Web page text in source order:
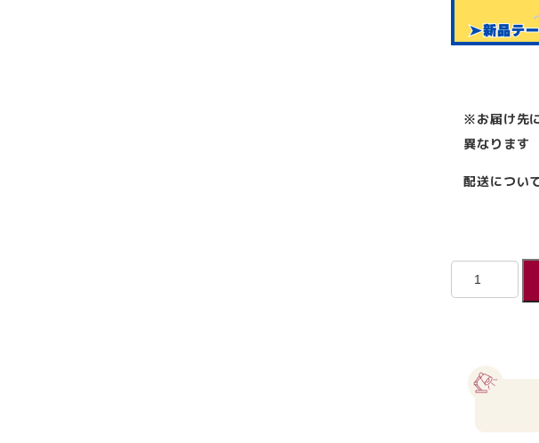
※お届け先
異なります
配送につい
ハ